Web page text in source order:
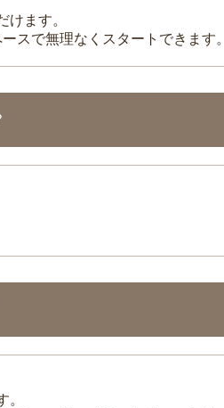
ます。
スで無理なくスタートできます。